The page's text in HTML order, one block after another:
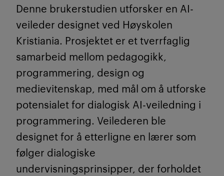
Denne brukerstudien utforsker en AI-
veileder designet ved Høyskolen
Kristiania. Prosjektet er et tverrfaglig
samarbeid mellom pedagogikk,
programmering, design og
medievitenskap, med mål om å utforske
potensialet for dialogisk AI-veiledning i
programmering. Veilederen ble
designet for å etterligne en lærer som
følger dialogiske
undervisningsprinsipper, der forholdet